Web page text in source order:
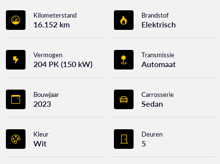
Kilometerstand
16.152 km
Brandstof
Elektrisch
Vermogen
204 PK (150 kW)
Transmissie
Automaat
Bouwjaar
2023
Carrosserie
Sedan
Kleur
Wit
Deuren
5